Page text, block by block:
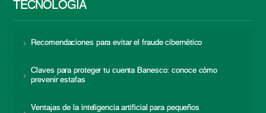
TECNOLOGÍA
Recomendaciones para evitar el fraude cibernético
Claves para proteger tu cuenta Banesco: conoce cómo
prevenir estafas
Ventajas de la inteligencia artificial para pequeños